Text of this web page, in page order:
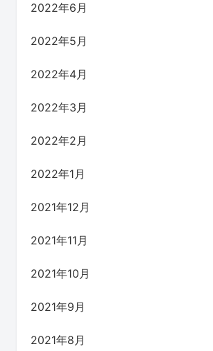
2022年6月
2022年5月
2022年4月
2022年3月
2022年2月
2022年1月
2021年12月
2021年11月
2021年10月
2021年9月
2021年8月